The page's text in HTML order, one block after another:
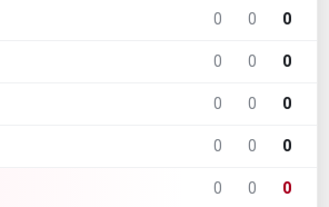
0 0 0
0 0 0
0 0 0
0 0 0
0 0 0